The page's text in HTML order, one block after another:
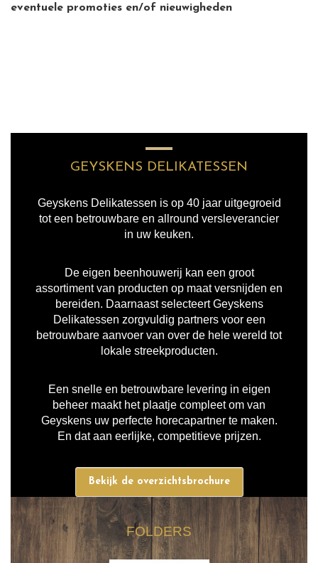
eventuele promoties en/of nieuwigheden
GEYSKENS DELIKATESSEN
Geyskens Delikatessen is op 40 jaar uitgegroeid
tot een betrouwbare en allround versleverancier
in uw keuken.
De eigen beenhouwerij kan een groot
assortiment van producten op maat versnijden en
bereiden. Daarnaast selecteert Geyskens
Delikatessen zorgvuldig partners voor een
betrouwbare aanvoer van over de hele wereld tot
lokale streekproducten.
Een snelle en betrouwbare levering in eigen
beheer maakt het plaatje compleet om van
Geyskens uw perfecte horecapartner te maken.
En dat aan eerlijke, competitieve prijzen.
Bekijk de overzichtsbrochure
FOLDERS